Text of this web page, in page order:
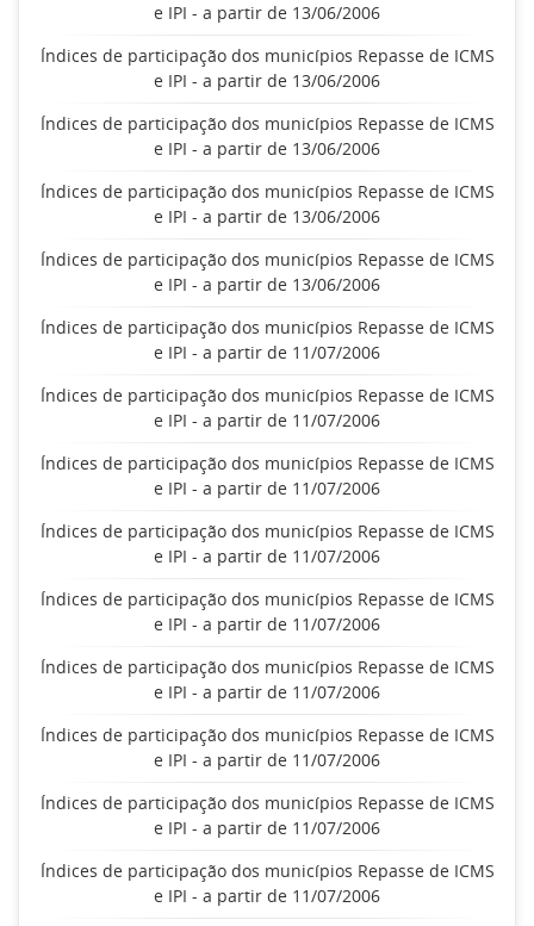
e IPI - a partir de 13/06/2006
Índices de participação dos municípios Repasse de ICMS
e IPI - a partir de 13/06/2006
Índices de participação dos municípios Repasse de ICMS
e IPI - a partir de 13/06/2006
Índices de participação dos municípios Repasse de ICMS
e IPI - a partir de 13/06/2006
Índices de participação dos municípios Repasse de ICMS
e IPI - a partir de 13/06/2006
Índices de participação dos municípios Repasse de ICMS
e IPI - a partir de 11/07/2006
Índices de participação dos municípios Repasse de ICMS
e IPI - a partir de 11/07/2006
Índices de participação dos municípios Repasse de ICMS
e IPI - a partir de 11/07/2006
Índices de participação dos municípios Repasse de ICMS
e IPI - a partir de 11/07/2006
Índices de participação dos municípios Repasse de ICMS
e IPI - a partir de 11/07/2006
Índices de participação dos municípios Repasse de ICMS
e IPI - a partir de 11/07/2006
Índices de participação dos municípios Repasse de ICMS
e IPI - a partir de 11/07/2006
Índices de participação dos municípios Repasse de ICMS
e IPI - a partir de 11/07/2006
Índices de participação dos municípios Repasse de ICMS
e IPI - a partir de 11/07/2006